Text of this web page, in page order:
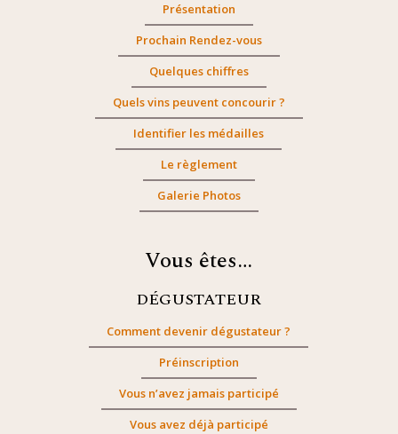
Présentation
Prochain Rendez-vous
Quelques chiffres
Quels vins peuvent concourir ?
Identifier les médailles
Le règlement
Galerie Photos
Vous êtes…
DÉGUSTATEUR
Comment devenir dégustateur ?
Préinscription
Vous n’avez jamais participé
Vous avez déjà participé